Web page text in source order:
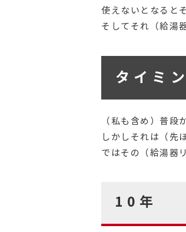
使えないとなると
そしてそれ（給湯
タイミ
（私も含め）普段
しかしそれは（先
ではその（給湯器
10年